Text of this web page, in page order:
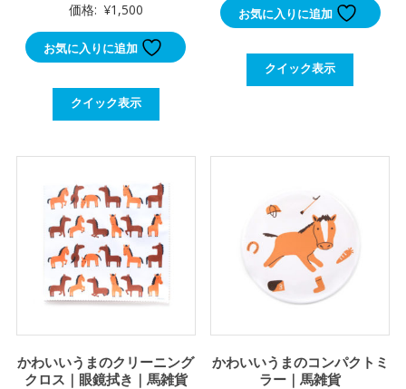
価格: ¥1,500
お気に入りに追加
クイック表示
お気に入りに追加
クイック表示
かわいいうまのクリーニング
クロス｜眼鏡拭き｜馬雑貨
かわいいうまのコンパクトミ
ラー｜馬雑貨